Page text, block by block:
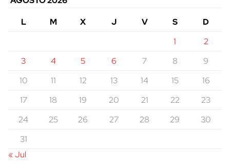
L
M X J V S
D
1
2
3
4 5 6 7 8
9
10
11 12 13 14 15
16
17
18 19 20 21 22
23
24
25 26 27 28 29
30
31
« Jul